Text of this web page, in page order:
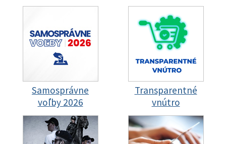
Samosprávne
voľby 2026
Transparentné
vnútro